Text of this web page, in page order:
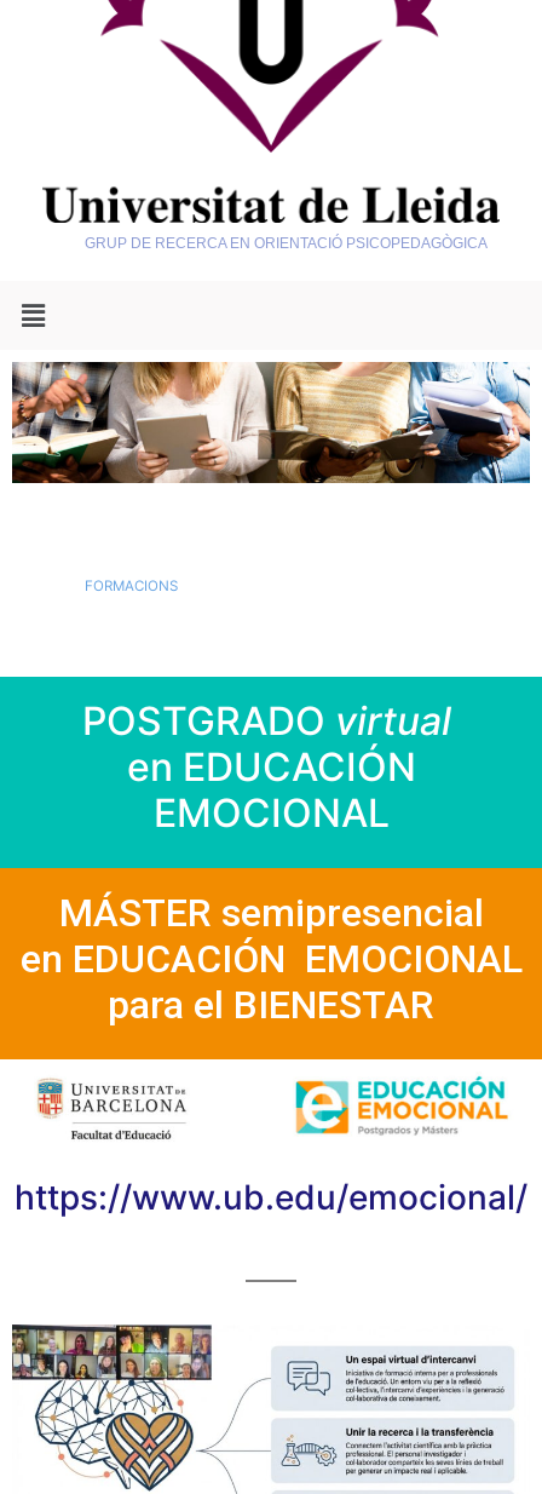
GRUP DE RECERCA EN ORIENTACIÓ PSICOPEDAGÒGICA
FORMACIONS
POSTGRADO virtual
en EDUCACIÓN
EMOCIONAL
MÁSTER semipresencial
en EDUCACIÓN EMOCIONAL
para el BIENESTAR
https://www.ub.edu/emocional/